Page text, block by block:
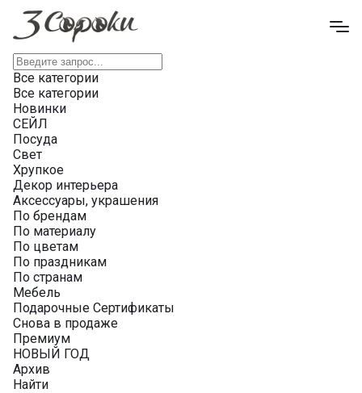
Все категории
Все категории
Новинки
СЕЙЛ
Посуда
Свет
Хрупкое
Декор интерьера
Аксессуары, украшения
По брендам
По материалу
По цветам
По праздникам
По странам
Мебель
Подарочные Сертификаты
Снова в продаже
Премиум
НОВЫЙ ГОД
Архив
Найти